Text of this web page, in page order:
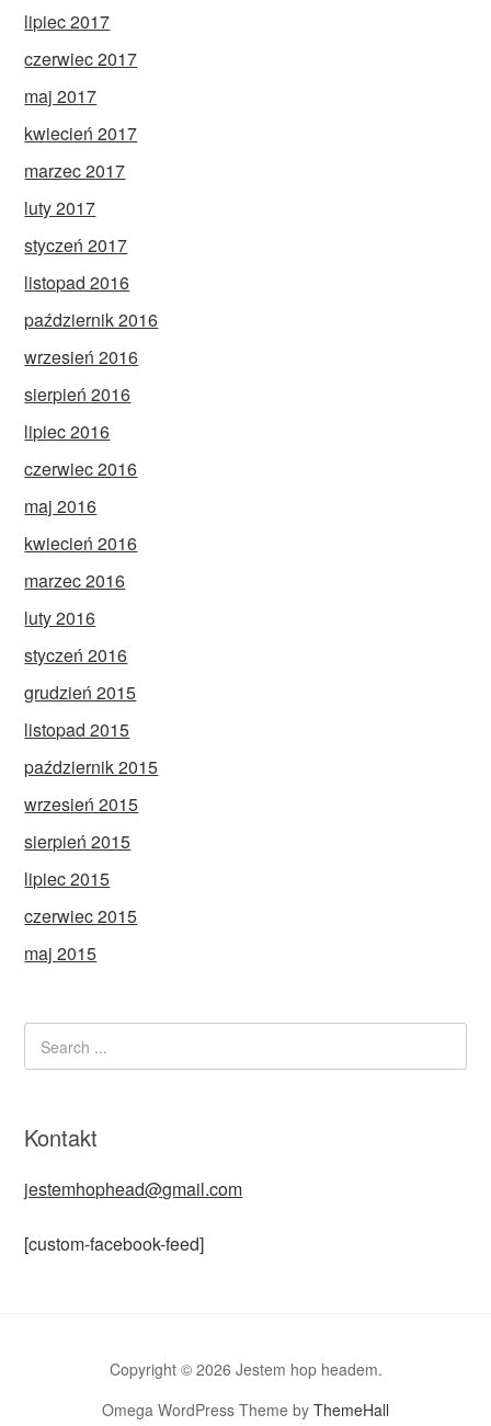
lipiec 2017
czerwiec 2017
maj 2017
kwiecień 2017
marzec 2017
luty 2017
styczeń 2017
listopad 2016
październik 2016
wrzesień 2016
sierpień 2016
lipiec 2016
czerwiec 2016
maj 2016
kwiecień 2016
marzec 2016
luty 2016
styczeń 2016
grudzień 2015
listopad 2015
październik 2015
wrzesień 2015
sierpień 2015
lipiec 2015
czerwiec 2015
maj 2015
Kontakt
jestemhophead@gmail.com
[custom-facebook-feed]
Copyright © 2026 Jestem hop headem.
Omega WordPress Theme by ThemeHall